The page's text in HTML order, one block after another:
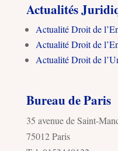
Actualités
Actualité Droit de
Actualité Droit de
Actualité Droit de
Bureau de Paris
35 avenue de Saint-
75012 Paris